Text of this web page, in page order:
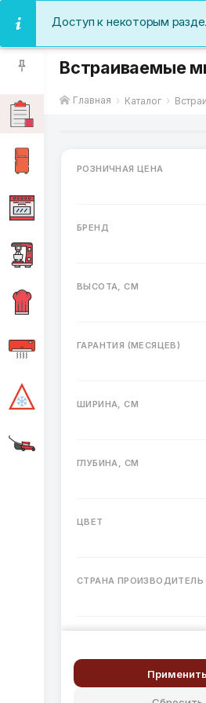
Встраиваемые
Главная Каталог
РОЗНИЧНАЯ ЦЕНА
БРЕНД
ВЫСОТА, СМ
ГАРАНТИЯ (МЕСЯЦЕВ)
ШИРИНА, СМ
ГЛУБИНА, СМ
ЦВЕТ
СТРАНА ПРОИЗВОДИТЕЛЬ
МОЩНОСТЬ, ВТ.
Доступ к некоторым